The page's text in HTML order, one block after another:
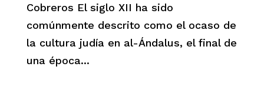
Cobreros El siglo XII ha sido
comúnmente descrito como el ocaso de
la cultura judía en al-Ándalus, el final de
una época...